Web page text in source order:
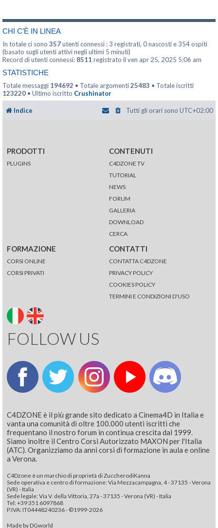
CHI C’È IN LINEA
In totale ci sono 357utenti connessi : 3 registrati, 0 nascosti e 354 ospiti
(basato sugli utenti attivi negli ultimi 5 minuti)
Record di utenti connessi: 8511 registrato il ven apr 25, 2025 5:06 am
STATISTICHE
Totale messaggi 194692 • Totale argomenti25483 • Totale iscritti
123220 • Ultimo iscritto Crushinator
Indice Tutti gli orari sono UTC+02:00
PRODOTTI
PLUGINS
CONTENUTI
C4DZONE TV
TUTORIAL
NEWS
FORUM
GALLERIA
DOWNLOAD
CERCA
FORMAZIONE
CORSI ONLINE
CORSI PRIVATI
CONTATTI
CONTATTA C4DZONE
PRIVACY POLICY
COOKIES POLICY
TERMINI E CONDIZIONI D'USO
FOLLOW US
C4DZONE è il più grande sito dedicato a Cinema4D in Italia e
vanta una comunità di oltre 100.000 utenti iscritti che
frequentano il nostro forum in continua crescita dal 1999.
Siamo inoltre il Centro Corsi Autorizzato MAXON per l'Italia
(ATC). Organizziamo da anni corsi di formazione in aula e online
a Verona.
C4Dzone è un marchio di proprietà di ZuccherodiKanna
Sede operativa e centro di formazione: Via Mezzacampagna, 4 - 37135 - Verona
(VR) - Italia
Sede legale: Via V. della Vittoria, 27a - 37135 - Verona (VR) - Italia
Tel: +39 351 6097868‬
P.IVA: IT04448240236 - ©1999-2026
Made by DGworld